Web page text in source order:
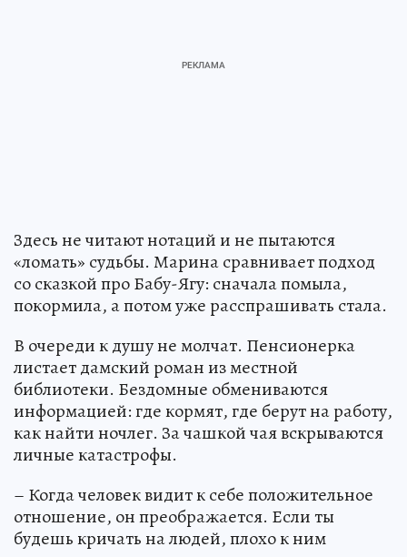
Здесь не читают нотаций и не пытаются
«ломать» судьбы. Марина сравнивает подход
со сказкой про Бабу-Ягу: сначала помыла,
покормила, а потом уже расспрашивать стала.
В очереди к душу не молчат. Пенсионерка
листает дамский роман из местной
библиотеки. Бездомные обмениваются
информацией: где кормят, где берут на работу,
как найти ночлег. За чашкой чая вскрываются
личные катастрофы.
– Когда человек видит к себе положительное
отношение, он преображается. Если ты
будешь кричать на людей, плохо к ним